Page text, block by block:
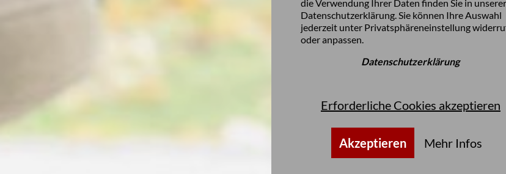
die Verwendung Ihrer Daten finden Sie in unserer
Datenschutzerklärung. Sie können Ihre Auswahl
jederzeit unter Privatsphäreneinstellung
oder anpassen.
Datenschutzerklärung
Erforderliche Cookies akzeptieren
Akzeptieren Mehr Infos